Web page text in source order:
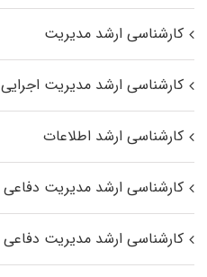
کارشناسی ارشد مدیریت
کارشناسی ارشد مدیریت اجرایی
کارشناسی ارشد اطلاعات
کارشناسی ارشد مدیریت دفاعی ۱
کارشناسی ارشد مدیریت دفاعی ۲